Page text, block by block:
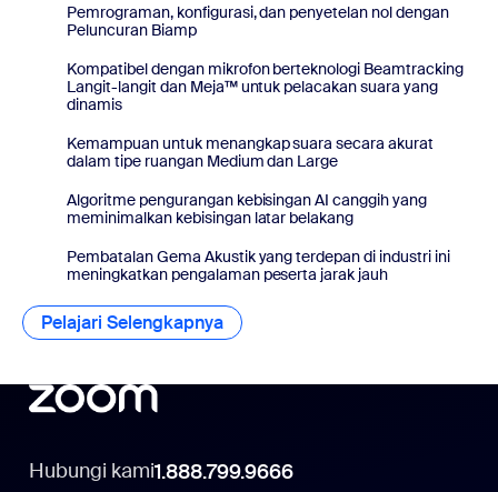
Pemrograman, konfigurasi, dan penyetelan nol dengan
Peluncuran Biamp
Kompatibel dengan mikrofon berteknologi Beamtracking
Langit-langit dan Meja™ untuk pelacakan suara yang
dinamis
Kemampuan untuk menangkap suara secara akurat
dalam tipe ruangan Medium dan Large
Algoritme pengurangan kebisingan AI canggih yang
meminimalkan kebisingan latar belakang
Pembatalan Gema Akustik yang terdepan di industri ini
meningkatkan pengalaman peserta jarak jauh
Pelajari Selengkapnya
Hubungi kami1.888.799.9666